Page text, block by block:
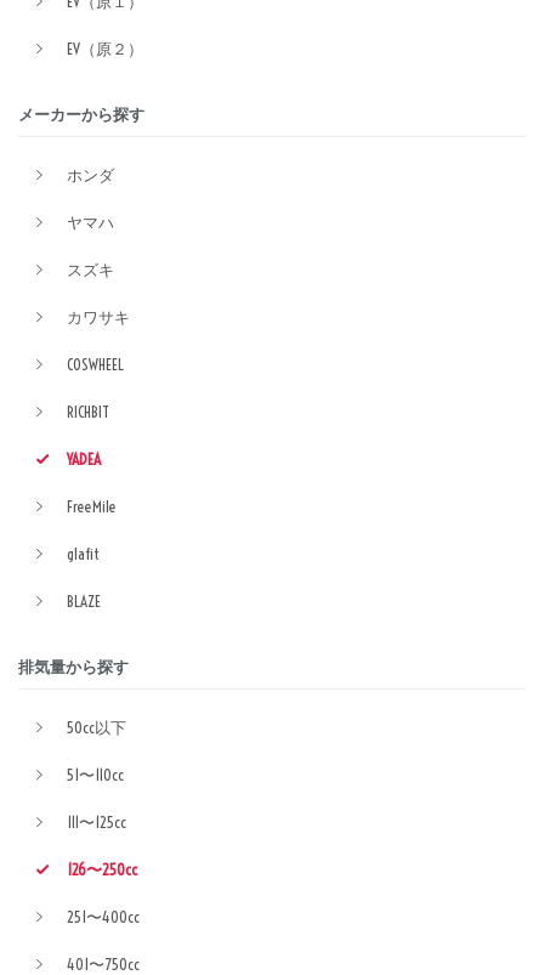
EV（原２）
メーカーから探す
ホンダ
ヤマハ
スズキ
カワサキ
COSWHEEL
RICHBIT
YADEA
FreeMile
glafit
BLAZE
排気量から探す
50cc以下
51〜110cc
111〜125cc
126〜250cc
251〜400cc
401〜750cc